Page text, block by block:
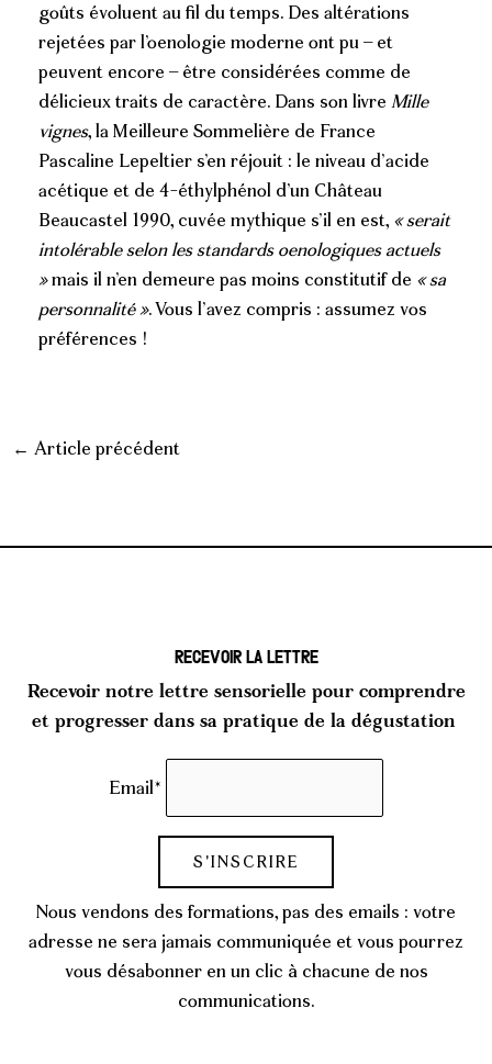
goûts évoluent au fil du temps. Des altérations
rejetées par l’oenologie moderne ont pu – et
peuvent encore – être considérées comme de
délicieux traits de caractère. Dans son livreMille
vignes, la Meilleure Sommelière de France
Pascaline Lepeltier s’en réjouit : le niveau d’acide
acétique et de 4-éthylphénol d’un Château
Beaucastel 1990, cuvée mythique s’il en est, « serait
intolérable selon les standards oenologiques actuels
»mais il n’en demeure pas moins constitutif de « sa
personnalité ». Vous l’avez compris : assumez vos
préférences !
← Article précédent
Recevoir LA LETTRE
Recevoir notre lettre sensorielle pour comprendre
et progresser dans sa pratique de la dégustation
Email*
Nous vendons des formations, pas des emails : votre
adresse ne sera jamais communiquée et vous pourrez
vous désabonner en un clic à chacune de nos
communications.